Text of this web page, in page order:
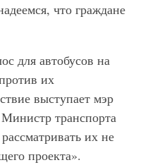
что граждане
для автобусов на
их
выступает мэр
транспорта
их не
проекта».